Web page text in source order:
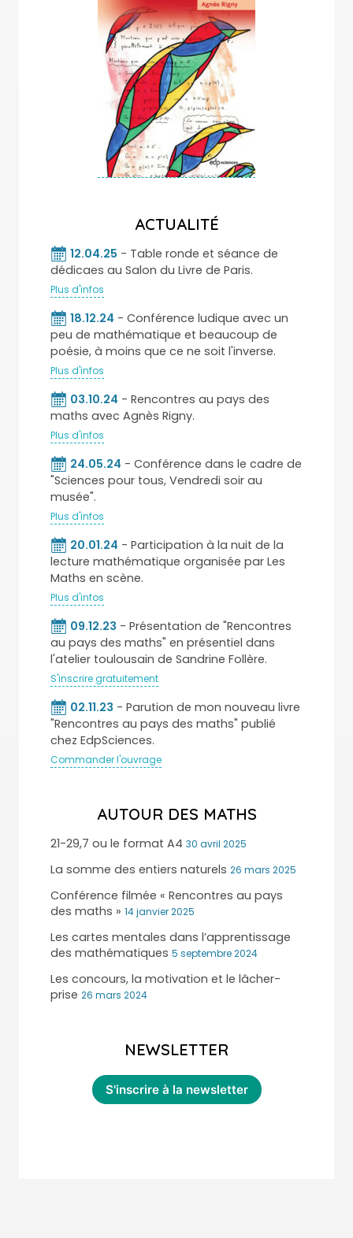
ACTUALITÉ
12.04.25 - Table ronde et séance de
dédicaes au Salon du Livre de Paris.
Plus d'infos
18.12.24 - Conférence ludique avec un
peu de mathématique et beaucoup de
poésie, à moins que ce ne soit l'inverse.
Plus d'infos
03.10.24 - Rencontres au pays des
maths avec Agnès Rigny.
Plus d'infos
24.05.24 - Conférence dans le cadre de
"Sciences pour tous, Vendredi soir au
musée".
Plus d'infos
20.01.24 - Participation à la nuit de la
lecture mathématique organisée par Les
Maths en scène.
Plus d'infos
09.12.23 - Présentation de "Rencontres
au pays des maths" en présentiel dans
l'atelier toulousain de Sandrine Follère.
S'inscrire gratuitement
02.11.23 - Parution de mon nouveau livre
"Rencontres au pays des maths" publié
chez EdpSciences.
Commander l'ouvrage
AUTOUR DES MATHS
21-29,7 ou le format A4 30 avril 2025
La somme des entiers naturels 26 mars 2025
Conférence filmée « Rencontres au pays
des maths » 14 janvier 2025
Les cartes mentales dans l’apprentissage
des mathématiques 5 septembre 2024
Les concours, la motivation et le lâcher-
prise 26 mars 2024
NEWSLETTER